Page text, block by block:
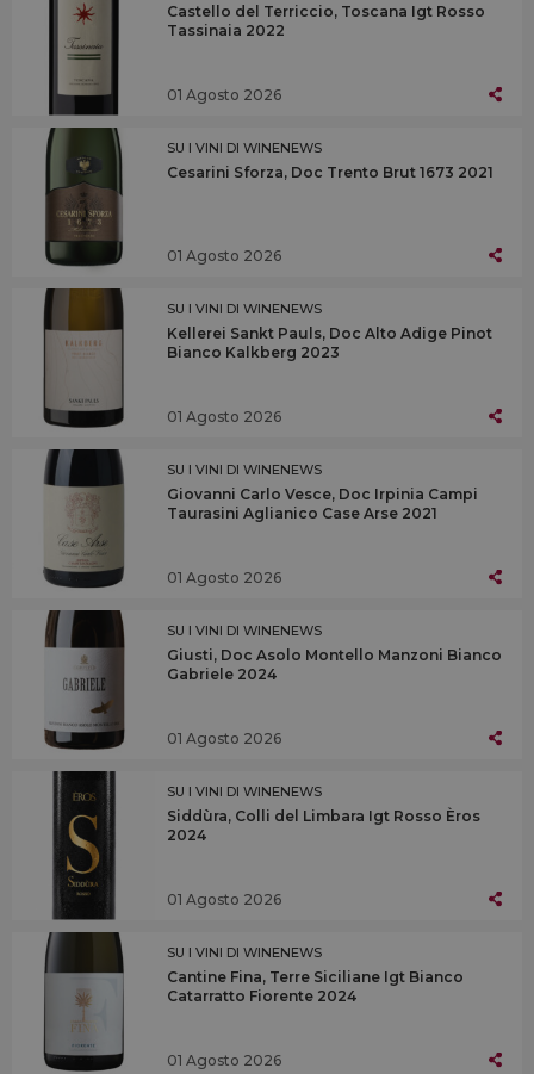
Castello del Terriccio, Toscana Igt Rosso
Tassinaia 2022
01 Agosto 2026
SU I VINI DI WINENEWS
Cesarini Sforza, Doc Trento Brut 1673 2021
01 Agosto 2026
SU I VINI DI WINENEWS
Kellerei Sankt Pauls, Doc Alto Adige Pinot
Bianco Kalkberg 2023
01 Agosto 2026
SU I VINI DI WINENEWS
Giovanni Carlo Vesce, Doc Irpinia Campi
Taurasini Aglianico Case Arse 2021
01 Agosto 2026
SU I VINI DI WINENEWS
Giusti, Doc Asolo Montello Manzoni Bianco
Gabriele 2024
01 Agosto 2026
SU I VINI DI WINENEWS
Siddùra, Colli del Limbara Igt Rosso Èros
2024
01 Agosto 2026
SU I VINI DI WINENEWS
Cantine Fina, Terre Siciliane Igt Bianco
Catarratto Fiorente 2024
01 Agosto 2026